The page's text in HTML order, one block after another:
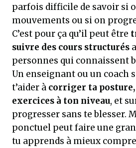
parfois difficile de savoir si
mouvements ou si on
C’est pour ça qu’il peut être
suivre des cours structurés
personnes qui connaissent
Un enseignant ou un coach
t’aider à corriger ta posture,
exercices à ton niveau, et
progresser sans te blesser.
ponctuel peut faire une
tu apprends à mieux